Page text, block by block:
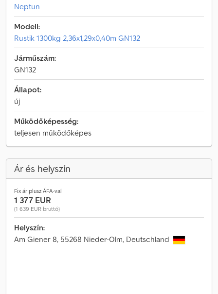
Neptun
Modell:
Rustik 1300kg 2,36x1,29x0,40m GN132
Járműszám:
GN132
Állapot:
új
Működőképesség:
teljesen működőképes
Ár és helyszín
Fix ár plusz ÁFA-val
1 377 EUR
(1 639 EUR bruttó)
Helyszín:
Am Giener 8, 55268 Nieder-Olm, Deutschland